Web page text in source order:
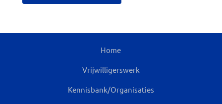
Home
Vrijwilligerswerk
Kennisbank/Organisaties